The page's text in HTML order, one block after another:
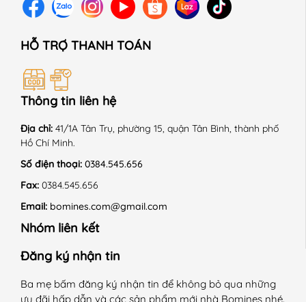
HỖ TRỢ THANH TOÁN
Thông tin liên hệ
Địa chỉ: 41/1A Tân Trụ, phường 15, quận Tân Bình, thành phố
Hồ Chí Minh.
Số điện thoại: 0384.545.656
Fax: 0384.545.656
Email: bomines.com@gmail.com
Nhóm liên kết
Đăng ký nhận tin
Ba mẹ bấm đăng ký nhận tin để không bỏ qua những
ưu đãi hấp dẫn và các sản phẩm mới nhà Bomines nhé.